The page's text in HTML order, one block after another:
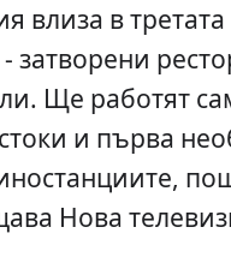
влиза в
затворени
Ще работят
и първа
Нова